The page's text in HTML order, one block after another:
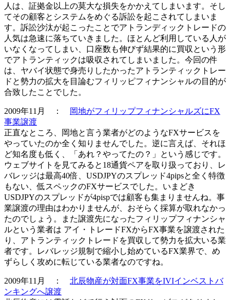
人は、証拠金以上の莫大な損失をかかえてしまいます。そし
てその顧客とシステムをめぐる訴訟を起こされてしまいま
す。訴訟沙汰が起こったことでアトランディックトレードの
人気は急速に落ちていきました。ほとんど利用している人が
いなくなってしまい、口座数も伸びず結果的に買収という形
でアトランティックは吸収されてしまいました。今回の件
は、ヤバイ状態で身売りしたかったアトランティックトレー
ドと勢力の拡大を目論むフィリッピフィナンシャルの目的が
合致したことでした。
2009年11月 ：
岡地がフィリップフィナンシャルズにFX
事業譲渡
正直なところ、岡地と言う業者がどのようなFXサービスを
やっていたのか全く知りませんでした。逆に言えば、それほ
ど知名度も低く、「あれ？やってたの？」という感じです。
ウェブサイトを見てみると18通貨ペアを取り扱っており、レ
バレッジは最高40倍、USDJPYのスプレッド4pipsと全く特徴
もない、低スペックのFXサービスでした。いまどき
USDJPYのスプレッドが4pispでは顧客も集まりませんね。事
業譲渡の理由はわかりませんが、おそらく採算が取れなかっ
たのでしょう。また譲渡先になったフィリップフィナンシャ
ルという業者は アイ・トレードFXからFX事業を譲渡された
り、アトランティックトレードを買収して勢力を拡大いる業
者です。レバレッジ規制で縮小し始めているFX業界で、め
ずらしく攻めに転じている業者なのですね。
2009年11月 ： 北辰物産が対面FX事業をIVIインベストバ
ンキングへ譲渡